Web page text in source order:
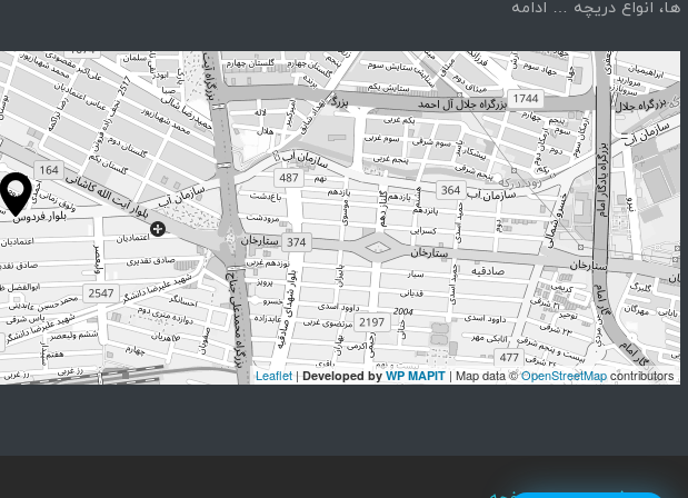
ها، انواع دریچه … ادامه
Leaflet |Developed by WP MAPIT | Map data ©OpenStreetMapcontributors